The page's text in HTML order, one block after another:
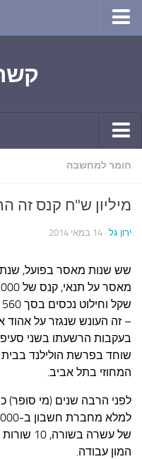
שירה
חגים ומועדים
ספורט בריאות וקורונה
ימי הקורונה שלי
בישול ואפייה
עצות סבתא
סבתא מספרת
נווה הבלוגים
קשר משפחתי
פינת הנכד
כתבו אלינו
קשר יומי
תחביבים
גרפיטי
נוסטלגיה
סרטונים ואנימציה
חומר למחשבה
מיליון ש"ח קנס זה
ירון גל · 14 במאי 2014
שש שנות מאסר בפועל,
מאסר על
– זה העונש שנגזר על אהוד
בעקבות הרשעתו בשני
שוחד בפרשת הולילנד
המחוזי בתל אביב.
לפני הרבה שנים (מי סופר)
של עשרה
המון עבודה.